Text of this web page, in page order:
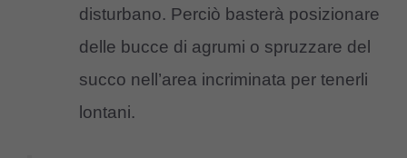
disturbano. Perciò basterà posizionare
delle bucce di agrumi o spruzzare del
succo nell’area incriminata per tenerli
lontani.